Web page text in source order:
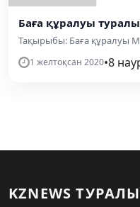
Баға құралуы
Тақырыбы: Баға
1 желтоқсан 2020•8
KZNEWS ТУРАЛЫ